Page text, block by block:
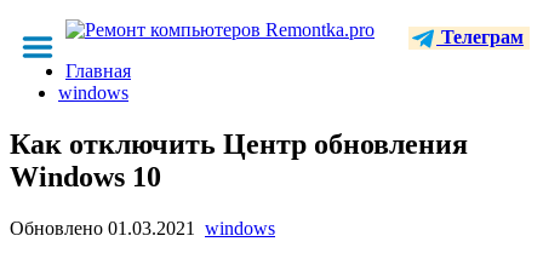
Телеграм
Главная
windows
Как отключить Центр обновления
Windows 10
Обновлено 01.03.2021
windows